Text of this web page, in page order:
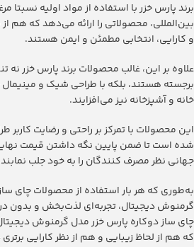
برند پارس خزر با استفاده از مواد اولیه نسبتا
بین‌المللی، محصولاتی را ارائه می‌دهد که هم
و کارایی، انتخابی مطمئن و ایمن هستند.
علاوه بر این، غالب محصولات برند پارس خزر نه
برجسته هستند، بلکه با طراحی شیک و
خانه و آشپزخانه نیز می‌افزایند.
این محصولات با تمرکز بر راحتی و رضایت کاربر
شده است تا ضمن پایین نگه داشتن قیمت
جهانی نظر مصرف کنندگان را به خود جلب
به‌طوری که هر بار استفاده از محصولات ‫چای
گرمنوش دیجیتال، تجربه‌ای لذت‌بخش و بدون
‫چای ساز دوکاره پارس خزر مدل گرمنوش
که هم از لحاظ زیبایی و هم از نظر کارایی برتری